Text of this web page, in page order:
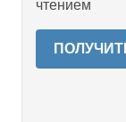
чтением